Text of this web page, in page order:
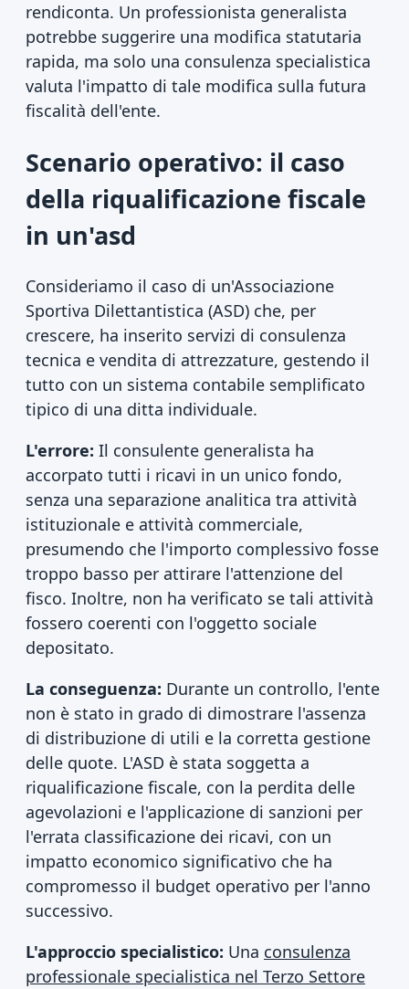
rendiconta. Un professionista generalista
potrebbe suggerire una modifica statutaria
rapida, ma solo una consulenza specialistica
valuta l'impatto di tale modifica sulla futura
fiscalità dell'ente.
Scenario operativo: il caso
della riqualificazione fiscale
in un'asd
Consideriamo il caso di un'Associazione
Sportiva Dilettantistica (ASD) che, per
crescere, ha inserito servizi di consulenza
tecnica e vendita di attrezzature, gestendo il
tutto con un sistema contabile semplificato
tipico di una ditta individuale.
L'errore: Il consulente generalista ha
accorpato tutti i ricavi in un unico fondo,
senza una separazione analitica tra attività
istituzionale e attività commerciale,
presumendo che l'importo complessivo fosse
troppo basso per attirare l'attenzione del
fisco. Inoltre, non ha verificato se tali attività
fossero coerenti con l'oggetto sociale
depositato.
La conseguenza: Durante un controllo, l'ente
non è stato in grado di dimostrare l'assenza
di distribuzione di utili e la corretta gestione
delle quote. L'ASD è stata soggetta a
riqualificazione fiscale, con la perdita delle
agevolazioni e l'applicazione di sanzioni per
l'errata classificazione dei ricavi, con un
impatto economico significativo che ha
compromesso il budget operativo per l'anno
successivo.
L'approccio specialistico: Una consulenza
professionale specialistica nel Terzo Settore